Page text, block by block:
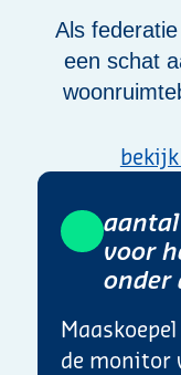
Als
een schat
Aantal sociale verhuring
voor
onder
de monitor